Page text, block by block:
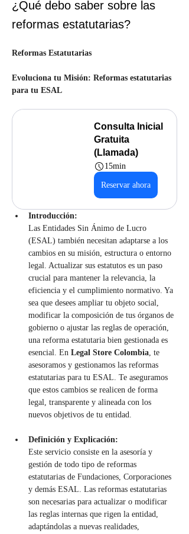
¿Qué debo saber sobre las
reformas estatutarias?
Reformas Estatutarias
Evoluciona tu Misión: Reformas estatutarias
para tu ESAL
Consulta Inicial
Gratuita
(Llamada)
15min
Reservar ahora
Introducción:
Las Entidades Sin Ánimo de Lucro
(ESAL) también necesitan adaptarse a los
cambios en su misión, estructura o entorno
legal. Actualizar sus estatutos es un paso
crucial para mantener la relevancia, la
eficiencia y el cumplimiento normativo. Ya
sea que desees ampliar tu objeto social,
modificar la composición de tus órganos de
gobierno o ajustar las reglas de operación,
una reforma estatutaria bien gestionada es
esencial. En Legal Store Colombia, te
asesoramos y gestionamos las reformas
estatutarias para tu ESAL. Te aseguramos
que estos cambios se realicen de forma
legal, transparente y alineada con los
nuevos objetivos de tu entidad.
Definición y Explicación:
Este servicio consiste en la asesoría y
gestión de todo tipo de reformas
estatutarias de Fundaciones, Corporaciones
y demás ESAL. Las reformas estatutarias
son necesarias para actualizar o modificar
las reglas internas que rigen la entidad,
adaptándolas a nuevas realidades,